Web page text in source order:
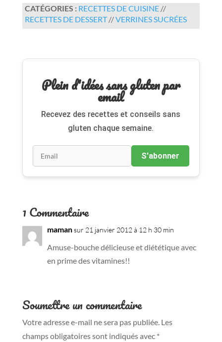
CATÉGORIES : RECETTES DE CUISINE//
RECETTES DE DESSERT//VERRINES SUCRÉES
Plein d'idées sans gluten par
email
Recevez des recettes et conseils sans
gluten chaque semaine.
S'abonner
1 Commentaire
mamansur 21 janvier 2012 à 12 h 30 min
Amuse-bouche délicieuse et diététique avec
en prime des vitamines!!
Soumettre un commentaire
Votre adresse e-mail ne sera pas publiée. Les
champs obligatoires sont indiqués avec *